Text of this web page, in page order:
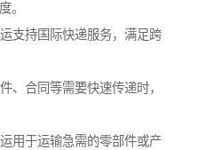
。
支持国际快递服务，满足跨
、合同等需要快速传递时，
用于运输急需的零部件或产